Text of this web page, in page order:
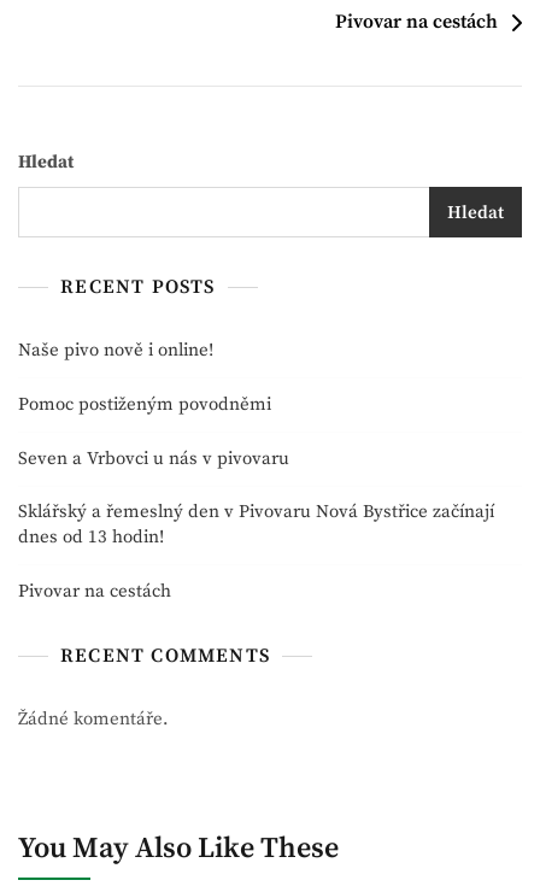
Pivovar na cestách
Hledat
Hledat
RECENT POSTS
Naše pivo nově i online!
Pomoc postiženým povodněmi
Seven a Vrbovci u nás v pivovaru
Sklářský a řemeslný den v Pivovaru Nová Bystřice začínají
dnes od 13 hodin!
Pivovar na cestách
RECENT COMMENTS
Žádné komentáře.
You May Also Like These